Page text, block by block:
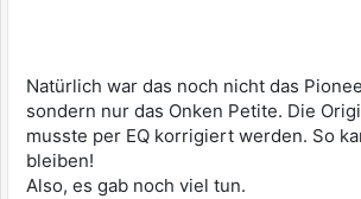
Natürlich war das noch nicht das
sondern nur das Onken Petite. Die
musste per EQ korrigiert werden. So
bleiben!
Also, es gab noch viel tun.